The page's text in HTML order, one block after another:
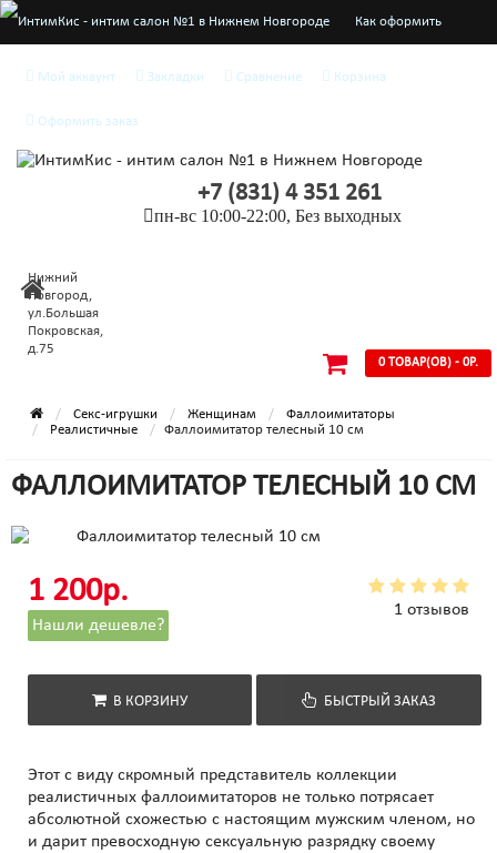
Как оформить
Доставка и оплата
Конфиденциальность
Мой аккаунт Закладки Сравнение Корзина
Оформить заказ
+7 (831) 4 351 261
пн-вс 10:00-22:00, Без выходных
Нижний
Новгород,
ул.Большая
Покровская,
д.75
0 ТОВАР(ОВ) - 0Р.
Секс-игрушки Женщинам
Фаллоимитаторы
Реалистичные
Фаллоимитатор телесный 10 см
ФАЛЛОИМИТАТОР ТЕЛЕСНЫЙ 10 СМ
1 отзывов
1 200р.
Нашли дешевле?
В КОРЗИНУ БЫСТРЫЙ ЗАКАЗ
Этот с виду скромный представитель коллекции
реалистичных фаллоимитаторов не только потрясает
абсолютной схожестью с настоящим мужским членом, но
и дарит превосходную сексуальную разрядку своему